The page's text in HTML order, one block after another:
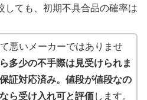
しても、初期不具合品の確率は
悪いメーカーではありませ
多少の不手際は見受けられま
証対応済み。値段が値段なの
ら受け入れ可と評価します。